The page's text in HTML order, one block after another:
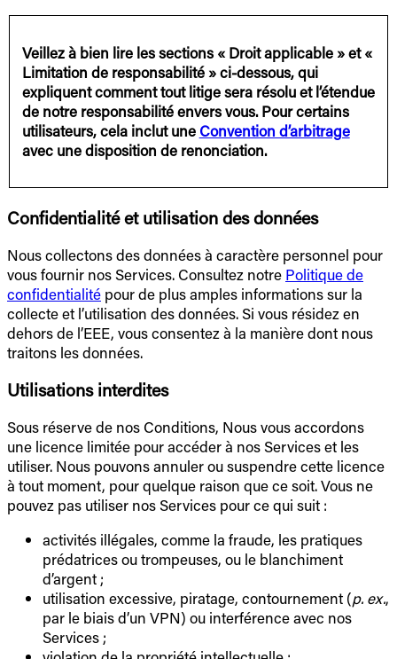
Veillez à bien lire les sections « Droit applicable » et «
Limitation de responsabilité » ci-dessous, qui
expliquent comment tout litige sera résolu et l’étendue
de notre responsabilité envers vous. Pour certains
utilisateurs, cela inclut une Convention d’arbitrage
avec une disposition de renonciation.
Confidentialité et utilisation des données
Nous collectons des données à caractère personnel pour
vous fournir nos Services. Consultez notre Politique de
confidentialité pour de plus amples informations sur la
collecte et l’utilisation des données. Si vous résidez en
dehors de l’EEE, vous consentez à la manière dont nous
traitons les données.
Utilisations interdites
Sous réserve de nos Conditions, Nous vous accordons
une licence limitée pour accéder à nos Services et les
utiliser. Nous pouvons annuler ou suspendre cette licence
à tout moment, pour quelque raison que ce soit. Vous ne
pouvez pas utiliser nos Services pour ce qui suit :
activités illégales, comme la fraude, les pratiques
prédatrices ou trompeuses, ou le blanchiment
d’argent ;
utilisation excessive, piratage, contournement (p. ex.,
par le biais d’un VPN) ou interférence avec nos
Services ;